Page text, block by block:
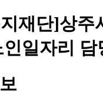
재단]상주
인일자리